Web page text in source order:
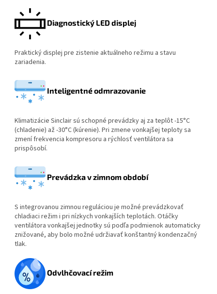
Diagnostický LED displej
Praktický displej pre zistenie aktuálneho režimu a stavu
zariadenia.
Inteligentné odmrazovanie
Klimatizácie Sinclair sú schopné prevádzky aj za teplôt -15°C
(chladenie) až -30°C (kúrenie). Pri zmene vonkajšej teploty sa
zmení frekvencia kompresoru a rýchlosť ventilátora sa
prispôsobí.
Prevádzka v zimnom období
S integrovanou zimnou reguláciou je možné prevádzkovať
chladiaci režim i pri nízkych vonkajších teplotách. Otáčky
ventilátora vonkajšej jednotky sú podľa podmienok automaticky
znižované, aby bolo možné udržiavať konštantný kondenzačný
tlak.
Odvlhčovací režim